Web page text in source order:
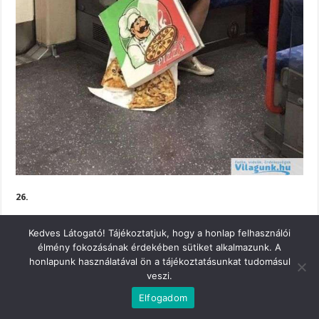
26.
Kedves Látogató! Tájékoztatjuk, hogy a honlap felhasználói
élmény fokozásának érdekében sütiket alkalmazunk. A
honlapunk használatával ön a tájékoztatásunkat tudomásul
veszi.
Elfogadom